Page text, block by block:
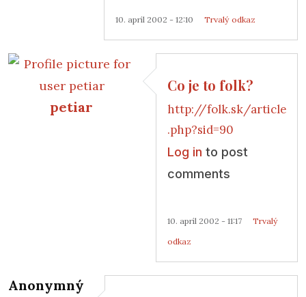
10. apríl 2002 - 12:10 Trvalý odkaz
petiar
Anonymný (bez overenia)
Co je to folk?
http://folk.sk/article
.php?sid=90
Log in to post
comments
10. apríl 2002 - 11:17
Trvalý
odkaz
Anonymný